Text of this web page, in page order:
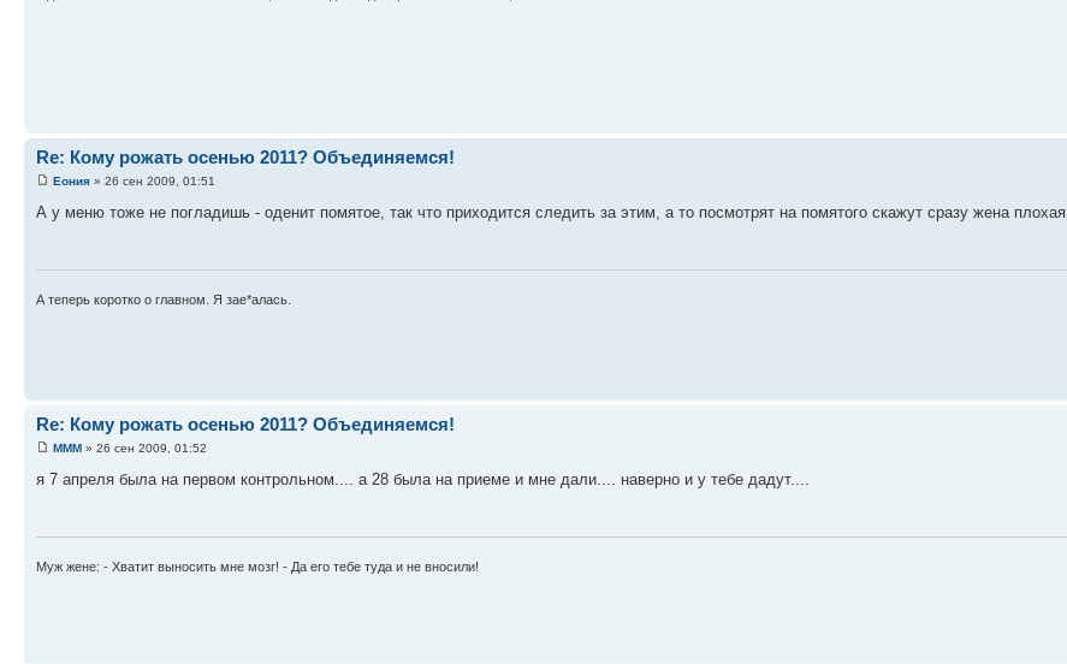
Re: Кому рожать осенью 2011? Объединяемся!
Еония » 26 сен 2009, 01:51
А у меню тоже не погладишь - оденит помятое, так что приходится следить за этим, а то посмотрят на помятого скажут сразу жена плохая.
А теперь коротко о главном. Я зае*алась.
Re: Кому рожать осенью 2011? Объединяемся!
MMM » 26 сен 2009, 01:52
я 7 апреля была на первом контрольном.... а 28 была на приеме и мне дали.... наверно и у тебе дадут....
Муж жене: - Хватит выносить мне мозг! - Да его тебе туда и не вносили!